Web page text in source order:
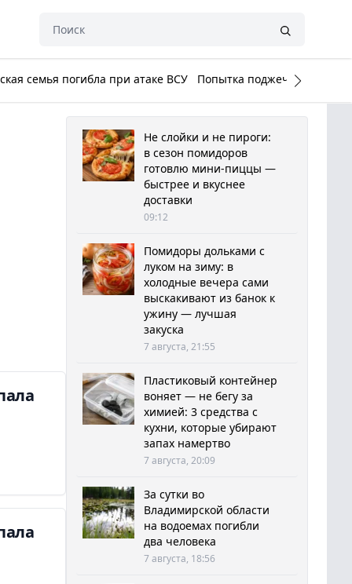
семья погибла при атаке ВСУ Попытка поджечь Белый
Не слойки и не пироги:
в сезон помидоров
готовлю мини-пиццы —
быстрее и вкуснее
доставки
09:12
Помидоры дольками с
луком на зиму: в
холодные вечера сами
выскакивают из банок к
ужину — лучшая
закуска
7 августа, 21:55
Пластиковый контейнер
воняет — не бегу за
химией: 3 средства с
кухни, которые убирают
запах намертво
7 августа, 20:09
За сутки во
Владимирской области
на водоемах погибли
два человека
7 августа, 18:56